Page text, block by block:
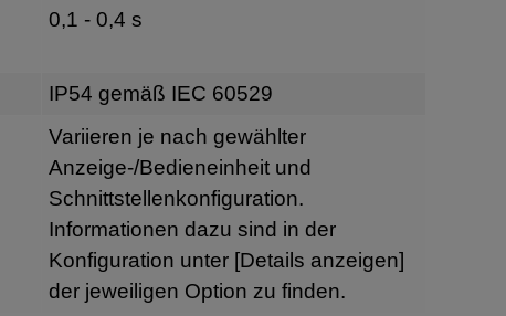
0,1 - 0,4 s
IP54 gemäß IEC 60529
Variieren je nach gewählter
Anzeige-/Bedieneinheit und
Schnittstellenkonfiguration.
Informationen dazu sind in der
Konfiguration unter [Details anzeigen]
der jeweiligen Option zu finden.